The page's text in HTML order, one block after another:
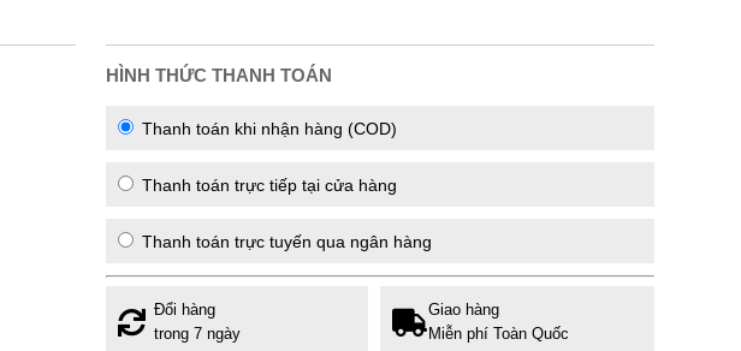
HÌNH THỨC THANH TOÁN
Thanh toán khi nhận hàng (COD)
Thanh toán trực tiếp tại cửa hàng
Thanh toán trực tuyến qua ngân hàng
Đổi hàng
trong 7 ngày
Giao hàng
Miễn phí Toàn Quốc